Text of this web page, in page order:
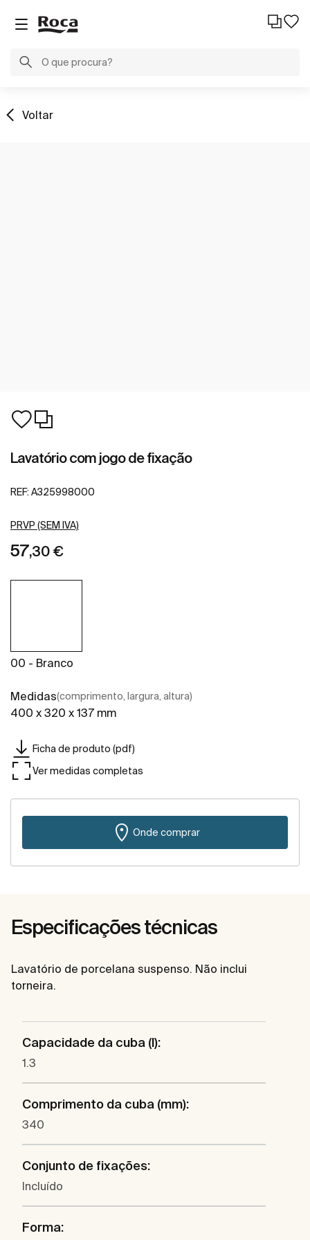
Voltar
Lavatório com jogo de fixação
REF: A325998000
PRVP (SEM IVA)
57,30 €
00 - Branco
Medidas(comprimento, largura, altura)
400 x 320 x 137 mm
Ficha de produto (pdf)
Ver medidas completas
Onde comprar
Especificações técnicas
Lavatório de porcelana suspenso. Não inclui
torneira.
Capacidade da cuba (l):
1.3
Comprimento da cuba (mm):
340
Conjunto de fixações:
Incluído
Forma: